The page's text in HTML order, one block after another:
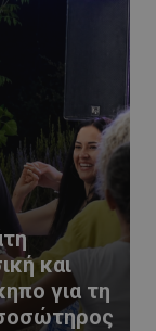
και
για τη